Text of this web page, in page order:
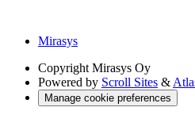
Mirasys
Copyright Mirasys Oy
Powered by Scroll Sites &
Manage cookie preferences